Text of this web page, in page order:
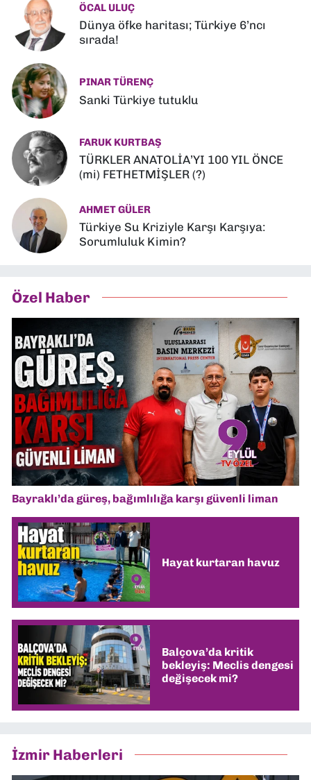
ÖCAL ULUÇ
Dünya öfke haritası; Türkiye 6’ncı
sırada!
PINAR TÜRENÇ
Sanki Türkiye tutuklu
FARUK KURTBAŞ
TÜRKLER ANATOLİA’YI 100 YIL ÖNCE
(mi) FETHETMİŞLER (?)
AHMET GÜLER
Türkiye Su Kriziyle Karşı Karşıya:
Sorumluluk Kimin?
Özel Haber
Bayraklı’da güreş, bağımlılığa karşı güvenli liman
Hayat kurtaran havuz
Balçova’da kritik
bekleyiş: Meclis dengesi
değişecek mi?
İzmir Haberleri